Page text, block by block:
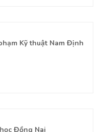
Kỹ thuật Nam Định
Đồng Nai